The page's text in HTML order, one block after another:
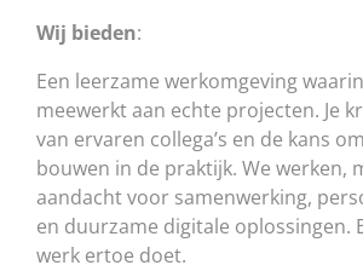
Wij bieden:
Een leerzame werkomgeving
meewerkt aan echte projecten. Je
van ervaren collega’s en de kans
bouwen in de praktijk. We werken,
aandacht voor samenwerking,
en duurzame digitale oplossingen.
werk ertoe doet.